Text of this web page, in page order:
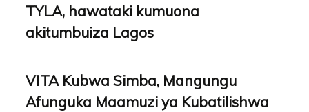
TYLA, hawataki kumuona
akitumbuiza Lagos
VITA Kubwa Simba, Mangungu
Afunguka Maamuzi ya Kubatilishwa